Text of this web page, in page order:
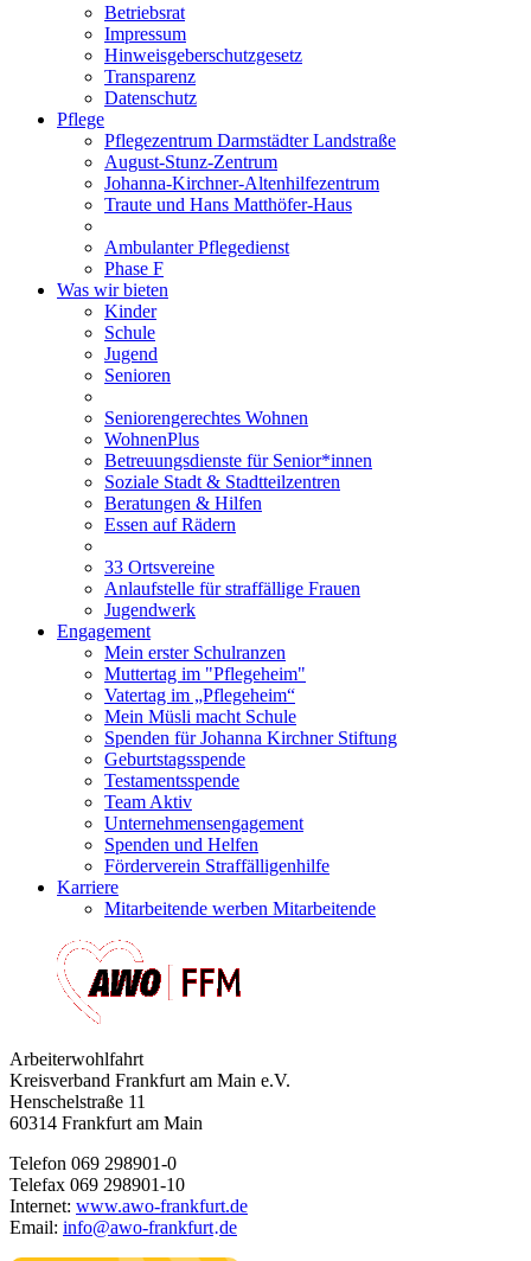
Betriebsrat
Impressum
Hinweisgeberschutzgesetz
Transparenz
Datenschutz
Pflege
Pflegezentrum Darmstädter Landstraße
August-Stunz-Zentrum
Johanna-Kirchner-Altenhilfezentrum
Traute und Hans Matthöfer-Haus
Ambulanter Pflegedienst
Phase F
Was wir bieten
Kinder
Schule
Jugend
Senioren
Seniorengerechtes Wohnen
WohnenPlus
Betreuungsdienste für Senior*innen
Soziale Stadt & Stadtteilzentren
Beratungen & Hilfen
Essen auf Rädern
33 Ortsvereine
Anlaufstelle für straffällige Frauen
Jugendwerk
Engagement
Mein erster Schulranzen
Muttertag im "Pflegeheim"
Vatertag im „Pflegeheim“
Mein Müsli macht Schule
Spenden für Johanna Kirchner Stiftung
Geburtstagsspende
Testamentsspende
Team Aktiv
Unternehmensengagement
Spenden und Helfen
Förderverein Straffälligenhilfe
Karriere
Mitarbeitende werben Mitarbeitende
Arbeiterwohlfahrt
Kreisverband Frankfurt am Main e.V.
Henschelstraße 11
60314 Frankfurt am Main
Telefon 069 298901-0
Telefax 069 298901-10
Internet: www.awo-frankfurt.de
Email: info@awo-frankfurt·de